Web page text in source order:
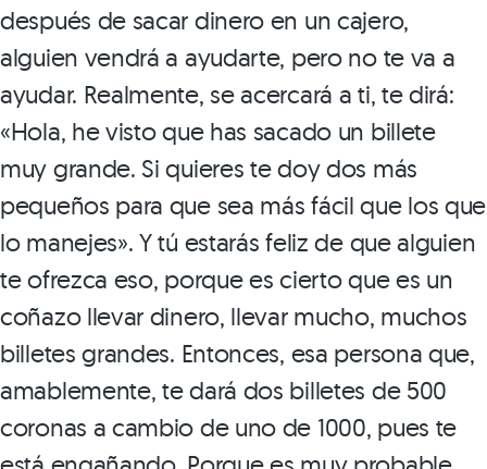
después de sacar dinero en un cajero,
alguien vendrá a ayudarte, pero no te va a
ayudar. Realmente, se acercará a ti, te dirá:
«Hola, he visto que has sacado un billete
muy grande. Si quieres te doy dos más
pequeños para que sea más fácil que los que
lo manejes». Y tú estarás feliz de que alguien
te ofrezca eso, porque es cierto que es un
coñazo llevar dinero, llevar mucho, muchos
billetes grandes. Entonces, esa persona que,
amablemente, te dará dos billetes de 500
coronas a cambio de uno de 1000, pues te